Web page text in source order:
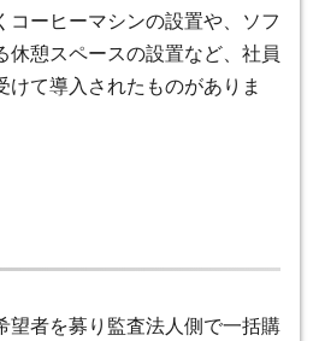
コーヒーマシンの設置や、ソフ
休憩スペースの設置など、社員
けて導入されたものがありま
望者を募り監査法人側で一括購